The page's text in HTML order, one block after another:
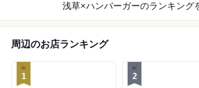
浅草×ハンバーガーのランキング
周辺のお店ランキング
1 2